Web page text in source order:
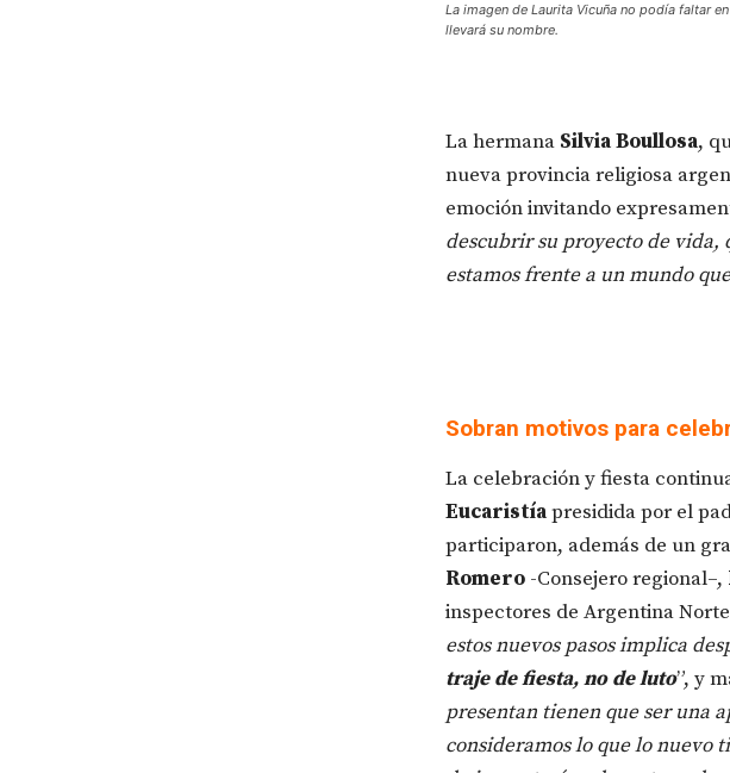
La imagen de Laurita Vicuña no podía faltar
llevará su nombre.
La hermana Silvia Boullosa,
nueva provincia religiosa
emoción invitando
descubrir su proyecto de vida,
estamos frente a un mundo
Sobran motivos para
La celebración y fiesta
Eucaristíapresidida por el
participaron, además de un
Romero -Consejero regional–,
inspectores de Argentina
estos nuevos pasos implica
traje de fiesta, no de luto”, y
presentan tienen que ser una
consideramos lo que lo nuevo